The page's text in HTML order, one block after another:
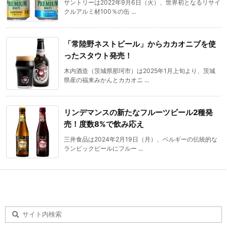
サントリーは2022年9月6日（火）、世界初となるリサイ
クルアルミ材100％の缶 ...
「常陸野ネストビール」からカカオニブを使
ったスタウト発売！
木内酒造（茨城県那珂市）は2025年1月上旬より、茨城
県産の福来みかんとカカオニ ...
リンデマンスの新たなフルーツビール2種発
売！度数8%で飲み応え
三井食品は2024年2月19日（月）、ベルギーの伝統的な
ランビックビールにフルー ...